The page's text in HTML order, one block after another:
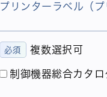
プリンターラベル（プ
複数選択可
制御機器総合カタロ